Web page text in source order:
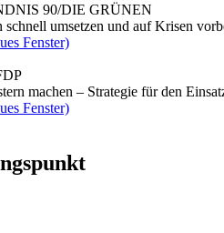
90/DIE GRÜNEN
umsetzen und auf Krisen
Fenster)
machen – Strategie für den
Fenster)